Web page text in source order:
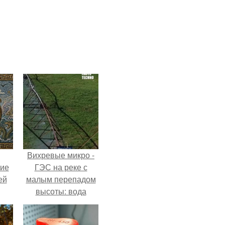
Вихревые микро -
ГЭС на реке с
малым перепадом
высоты: вода
закручивается в
бетонной камере и